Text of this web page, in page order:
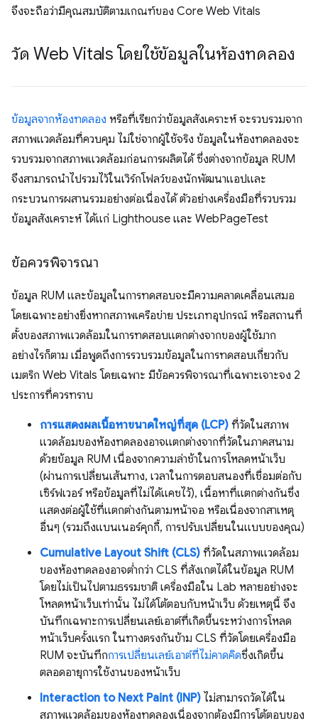
จึงจะถือว่ามีคุณสมบัติตามเกณฑ์ของ Core Web Vitals
วัด Web Vitals โดยใช้ข้อมูลในห้องทดลอง
ข้อมูลจากห้องทดลอง หรือที่เรียกว่าข้อมูลสังเคราะห์ จะรวบรวมจาก
สภาพแวดล้อมที่ควบคุม ไม่ใช่จากผู้ใช้จริง ข้อมูลในห้องทดลองจะ
รวบรวมจากสภาพแวดล้อมก่อนการผลิตได้ ซึ่งต่างจากข้อมูล RUM
จึงสามารถนำไปรวมไว้ในเวิร์กโฟลว์ของนักพัฒนาแอปและ
กระบวนการผสานรวมอย่างต่อเนื่องได้ ตัวอย่างเครื่องมือที่รวบรวม
ข้อมูลสังเคราะห์ ได้แก่ Lighthouse และ WebPageTest
ข้อควรพิจารณา
ข้อมูล RUM และข้อมูลในการทดสอบจะมีความคลาดเคลื่อนเสมอ
โดยเฉพาะอย่างยิ่งหากสภาพเครือข่าย ประเภทอุปกรณ์ หรือสถานที่
ตั้งของสภาพแวดล้อมในการทดสอบแตกต่างจากของผู้ใช้มาก
อย่างไรก็ตาม เมื่อพูดถึงการรวบรวมข้อมูลในการทดสอบเกี่ยวกับ
เมตริก Web Vitals โดยเฉพาะ มีข้อควรพิจารณาที่เฉพาะเจาะจง 2
ประการที่ควรทราบ
การแสดงผลเนื้อหาขนาดใหญ่ที่สุด (LCP) ที่วัดในสภาพ
แวดล้อมของห้องทดลองอาจแตกต่างจากที่วัดในภาคสนาม
ด้วยข้อมูล RUM เนื่องจากความล่าช้าในการโหลดหน้าเว็บ
(ผ่านการเปลี่ยนเส้นทาง, เวลาในการตอบสนองที่เชื่อมต่อกับ
เซิร์ฟเวอร์ หรือข้อมูลที่ไม่ได้แคชไว้), เนื้อหาที่แตกต่างกันซึ่ง
แสดงต่อผู้ใช้ที่แตกต่างกันตามหน้าจอ หรือเนื่องจากสาเหตุ
อื่นๆ (รวมถึงแบนเนอร์คุกกี้, การปรับเปลี่ยนในแบบของคุณ)
Cumulative Layout Shift (CLS) ที่วัดในสภาพแวดล้อม
ของห้องทดลองอาจต่ำกว่า CLS ที่สังเกตได้ในข้อมูล RUM
โดยไม่เป็นไปตามธรรมชาติ เครื่องมือใน Lab หลายอย่างจะ
โหลดหน้าเว็บเท่านั้น ไม่ได้โต้ตอบกับหน้าเว็บ ด้วยเหตุนี้ จึง
บันทึกเฉพาะการเปลี่ยนเลย์เอาต์ที่เกิดขึ้นระหว่างการโหลด
หน้าเว็บครั้งแรก ในทางตรงกันข้าม CLS ที่วัดโดยเครื่องมือ
RUM จะบันทึกการเปลี่ยนเลย์เอาต์ที่ไม่คาดคิดซึ่งเกิดขึ้น
ตลอดอายุการใช้งานของหน้าเว็บ
Interaction to Next Paint (INP) ไม่สามารถวัดได้ใน
สภาพแวดล้อมของห้องทดลองเนื่องจากต้องมีการโต้ตอบของ